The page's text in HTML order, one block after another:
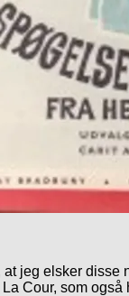
jeg elsker
Cour, som